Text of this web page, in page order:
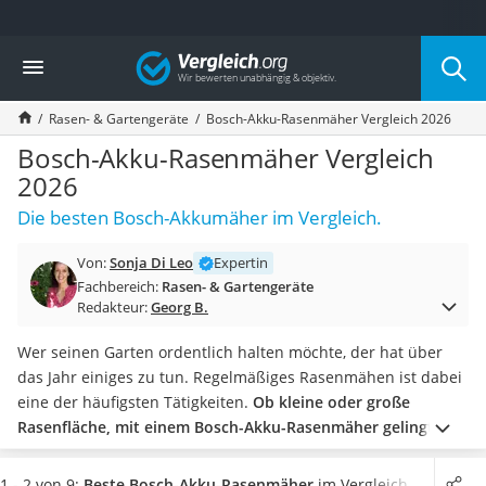
Die beliebtesten Vergleiche nach Kategorie
Baumarkt
Tresor feuerfest
Makita-Akku-Rasenmäher
Kappsäge
Smartes Türschloss
Akku-Rasentrimmer
Feuchtigkeitsmessgerät
Split-Klimaanlage 2 Innengeräte
Pelletofen
Bohrmaschine
Fliesenschneider
Hochdruckreiniger
Doppelschleifer
Überwachungskamera
Benzinrasenmäher mit Elektrostart
Vergleich
Rasen- & Gartengeräte Bosch-Akku-Rasenmäher Vergleich 2026
Bosch-Akku-Rasenmäher Vergleich
2026
Die besten Bosch-Akkumäher im Vergleich.
Von:Sonja Di Leo
Expertin
Fachbereich: Rasen- & Gartengeräte
Redakteur:Georg B.
Wer seinen Garten ordentlich halten möchte, der hat über
das Jahr einiges zu tun. Regelmäßiges Rasenmähen ist dabei
eine der häufigsten Tätigkeiten. Ob kleine oder große
Rasenfläche, mit einem Bosch-Akku-Rasenmäher gelingt
Ihnen das Mähen immer. In gängigen Tests im Internet
können Sie die unterschiedlichen Eigenschaften derAkku-